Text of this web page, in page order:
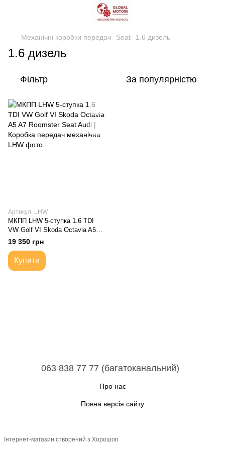
Механічні коробки передач Seat 1.6 дизель
1.6 дизель
Фільтр За популярністю
Артикул: LHW
МКПП LHW 5-ступка 1.6 TDI
VW Golf VI Skoda Octavia A5
A7 Roomster Seat Audi |
Коробка передач механічна
19 350 грн
Купити
063 838 77 77 (багатоканальний)
Про нас
Повна версія сайту
Інтернет-магазин створений з Хорошоп